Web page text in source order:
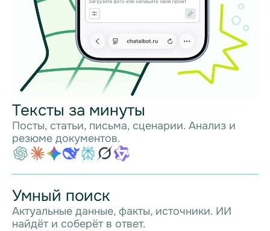
Тексты за минуты
Посты, статьи, письма, сценарии. Анализ и
резюме документов.
Умный поиск
Актуальные данные, факты, источники. ИИ
найдёт и соберёт в ответ.